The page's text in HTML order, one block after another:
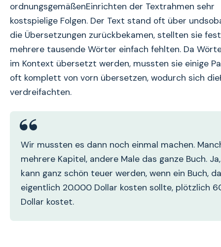
ordnungsgemäßenEinrichten der Textrahmen sehr
kostspielige Folgen. Der Text stand oft über
die Übersetzungen zurückbekamen, stellten sie
mehrere tausende Wörter einfach fehlten. Da
im Kontext übersetzt werden, mussten sie einige
oft komplett von vorn übersetzen, wodurch sich
verdreifachten.
Wir mussten es dann noch einmal machen.
mehrere Kapitel, andere Male das ganze Buch.
kann ganz schön teuer werden, wenn ein Buch,
eigentlich 20.000 Dollar kosten sollte, plötzlich
Dollar kostet.